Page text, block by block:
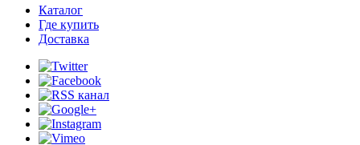
Каталог
Где купить
Доставка